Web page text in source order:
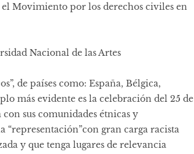
Movimiento por los derechos civiles en
Nacional de las Artes
de países como: España, Bélgica,
más evidente es la celebración del 25 de
sus comunidades étnicas y
gran carga racista
y que tenga lugares de relevancia